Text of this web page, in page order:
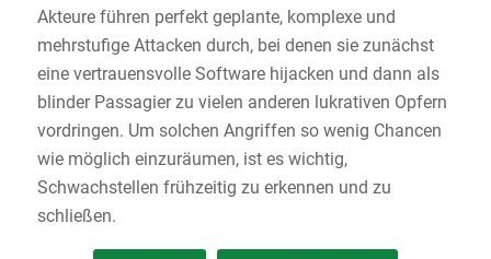
Akteure führen perfekt geplante, komplexe und
mehrstufige Attacken durch, bei denen sie zunächst
eine vertrauensvolle Software hijacken und dann als
blinder Passagier zu vielen anderen lukrativen Opfern
vordringen. Um solchen Angriffen so wenig Chancen
wie möglich einzuräumen, ist es wichtig,
Schwachstellen frühzeitig zu erkennen und zu
schließen.